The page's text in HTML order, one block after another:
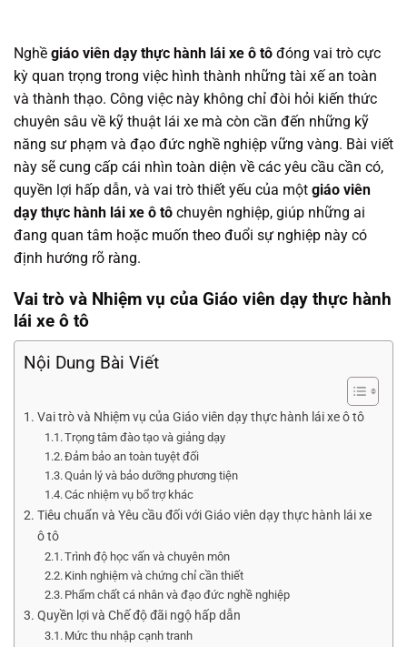
Nghề giáo viên dạy thực hành lái xe ô tô đóng vai trò cực
kỳ quan trọng trong việc hình thành những tài xế an toàn
và thành thạo. Công việc này không chỉ đòi hỏi kiến thức
chuyên sâu về kỹ thuật lái xe mà còn cần đến những kỹ
năng sư phạm và đạo đức nghề nghiệp vững vàng. Bài viết
này sẽ cung cấp cái nhìn toàn diện về các yêu cầu cần có,
quyền lợi hấp dẫn, và vai trò thiết yếu của một giáo viên
dạy thực hành lái xe ô tô chuyên nghiệp, giúp những ai
đang quan tâm hoặc muốn theo đuổi sự nghiệp này có
định hướng rõ ràng.
Vai trò và Nhiệm vụ của Giáo viên dạy thực hành
lái xe ô tô
Nội Dung Bài Viết
Vai trò và Nhiệm vụ của Giáo viên dạy thực hành lái xe ô tô
Trọng tâm đào tạo và giảng dạy
Đảm bảo an toàn tuyệt đối
Quản lý và bảo dưỡng phương tiện
Các nhiệm vụ bổ trợ khác
Tiêu chuẩn và Yêu cầu đối với Giáo viên dạy thực hành lái xe
ô tô
Trình độ học vấn và chuyên môn
Kinh nghiệm và chứng chỉ cần thiết
Phẩm chất cá nhân và đạo đức nghề nghiệp
Quyền lợi và Chế độ đãi ngộ hấp dẫn
Mức thu nhập cạnh tranh